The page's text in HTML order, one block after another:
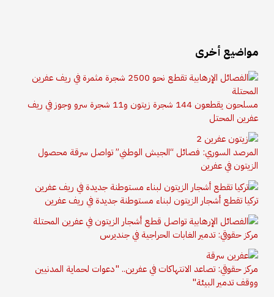
مواضيع أخرى
مسلحون يقطعون 144 شجرة زيتون و11 شجرة سرو وجوز في ريف
عفرين المحتل
المرصد السوري: فصائل “الجيش الوطني” تواصل سرقة محصول
الزيتون في عفرين
تركيا تقطع أشجار الزيتون لبناء مستوطنة جديدة في ريف عفرين
مركز حقوقي: تدمير الغابات الحراجية في جنديرس
مركز حقوقي: تصاعد الانتهاكات في عفرين.. "دعوات لحماية المدنيين
ووقف تدمير البيئة"